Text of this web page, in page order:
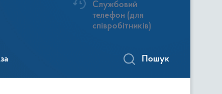
Службовий
телефон (для
співробітників)
Пошук